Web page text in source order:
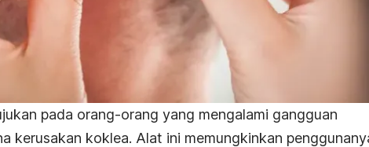
pada orang-orang yang mengalami gangguan
kerusakan koklea. Alat ini memungkinkan